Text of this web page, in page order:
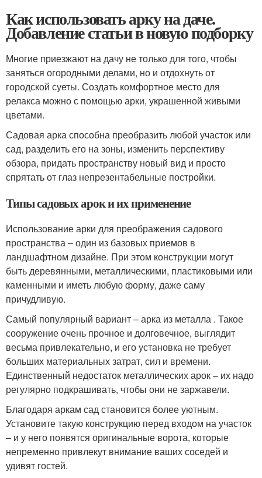
Как использовать арку на даче.
Добавление статьи в новую подборку
Многие приезжают на дачу не только для того, чтобы
заняться огородными делами, но и отдохнуть от
городской суеты. Создать комфортное место для
релакса можно с помощью арки, украшенной живыми
цветами.
Садовая арка способна преобразить любой участок или
сад, разделить его на зоны, изменить перспективу
обзора, придать пространству новый вид и просто
спрятать от глаз непрезентабельные постройки.
Типы садовых арок и их применение
Использование арки для преображения садового
пространства – один из базовых приемов в
ландшафтном дизайне. При этом конструкции могут
быть деревянными, металлическими, пластиковыми или
каменными и иметь любую форму, даже саму
причудливую.
Самый популярный вариант – арка из металла . Такое
сооружение очень прочное и долговечное, выглядит
весьма привлекательно, и его установка не требует
больших материальных затрат, сил и времени.
Единственный недостаток металлических арок – их надо
регулярно подкрашивать, чтобы они не заржавели.
Благодаря аркам сад становится более уютным.
Установите такую конструкцию перед входом на участок
– и у него появятся оригинальные ворота, которые
непременно привлекут внимание ваших соседей и
удивят гостей.